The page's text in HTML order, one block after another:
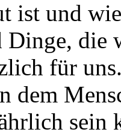
ist und
Dinge, die
für
dem
sein